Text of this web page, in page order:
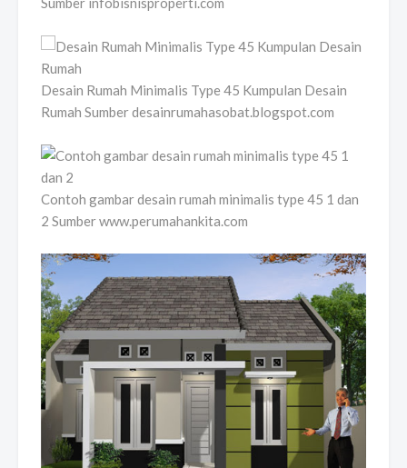
Desain Rumah Minimalis Type 45 Kumpulan Desain
Rumah Sumber desainrumahasobat.blogspot.com
Contoh gambar desain rumah minimalis type 45 1 dan
2 Sumber www.perumahankita.com